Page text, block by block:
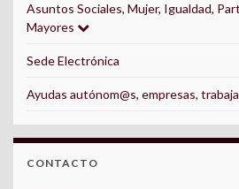
Asuntos Sociales, Mujer, Igualdad,
Mayores
Sede Electrónica
Ayudas autónom@s, empresas,
CONTACTO